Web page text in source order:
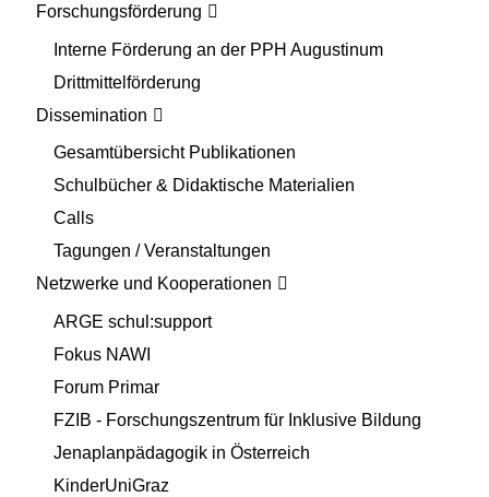
Forschungsförderung
Interne Förderung an der PPH Augustinum
Drittmittelförderung
Dissemination
Gesamtübersicht Publikationen
Schulbücher & Didaktische Materialien
Calls
Tagungen / Veranstaltungen
Netzwerke und Kooperationen
ARGE schul:support
Fokus NAWI
Forum Primar
FZIB - Forschungszentrum für Inklusive Bildung
Jenaplanpädagogik in Österreich
KinderUniGraz